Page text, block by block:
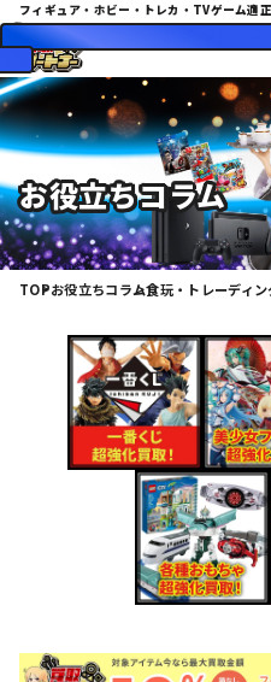
フィギュア・ホビー・トレカ・TVゲーム適
072-943-2474
お役立ちコラム
TOPお役立ちコラム食玩・トレーディ